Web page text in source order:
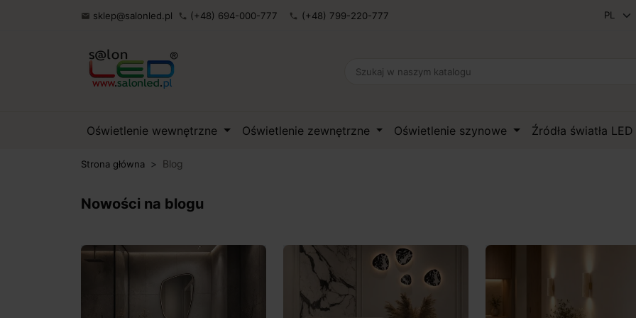
 sklep@salonled.pl phone (+48) 694-000-777 phone (+48) 799-220-777
Oświetlenie wewnętrzne Oświetlenie zewnętrzne Oświetlenie szynowe Źródła światła LED
Strona główna Blog
Nowości na blogu